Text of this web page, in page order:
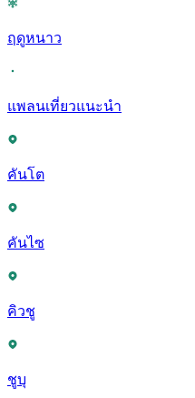
ฤดูหนาว
แพลนเที่ยวแนะนำ
คันโต
คันไซ
คิวชู
ชูบุ